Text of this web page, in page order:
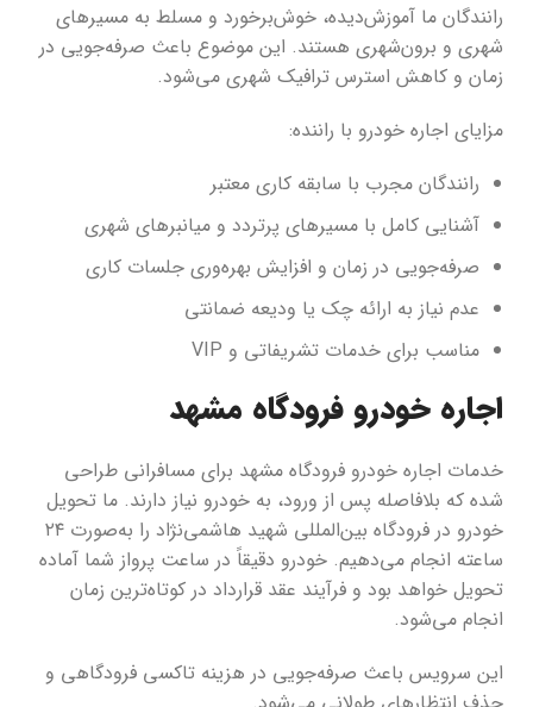
رانندگان ما آموزش‌دیده، خوش‌برخورد و مسلط به مسیرهای
شهری و برون‌شهری هستند. این موضوع باعث صرفه‌جویی در
زمان و کاهش استرس ترافیک شهری می‌شود.
مزایای اجاره خودرو با راننده:
رانندگان مجرب با سابقه کاری معتبر
آشنایی کامل با مسیرهای پرتردد و میانبرهای شهری
صرفه‌جویی در زمان و افزایش بهره‌وری جلسات کاری
عدم نیاز به ارائه چک یا ودیعه ضمانتی
مناسب برای خدمات تشریفاتی و VIP
اجاره خودرو فرودگاه مشهد
خدمات اجاره خودرو فرودگاه مشهد برای مسافرانی طراحی
شده که بلافاصله پس از ورود، به خودرو نیاز دارند. ما تحویل
خودرو در فرودگاه بین‌المللی شهید هاشمی‌نژاد را به‌صورت ۲۴
ساعته انجام می‌دهیم. خودرو دقیقاً در ساعت پرواز شما آماده
تحویل خواهد بود و فرآیند عقد قرارداد در کوتاه‌ترین زمان
انجام می‌شود.
این سرویس باعث صرفه‌جویی در هزینه تاکسی فرودگاهی و